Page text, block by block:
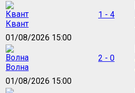
Квант
1 - 4
01/08/2026 15:00
Волна
2 - 0
01/08/2026 15:00